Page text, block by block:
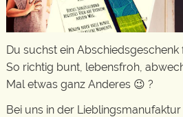
Du suchst ein Abschiedsgeschenk
So richtig bunt, lebensfroh,
Mal etwas ganz Anderes 😉 ?
Bei uns in der